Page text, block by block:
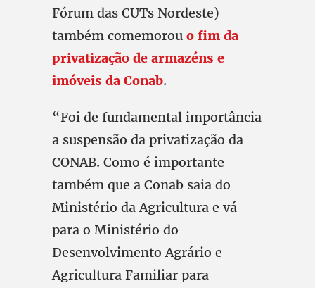
Fórum das CUTs Nordeste)
também comemorou o fim da
privatização de armazéns e
imóveis da Conab.
“Foi de fundamental importância
a suspensão da privatização da
CONAB. Como é importante
também que a Conab saia do
Ministério da Agricultura e vá
para o Ministério do
Desenvolvimento Agrário e
Agricultura Familiar para